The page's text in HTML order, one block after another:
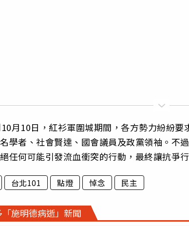
月10日，紅衫軍圍城期間，各方勢力紛紛
學者、社會賢達、國會議員及政黨領袖。不
任何可能引發流血衝突的行動，最終讓抗爭
台北101 點燈 悼念 民主
施明德病逝」新聞